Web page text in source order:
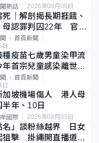
熱話 2026年08月05日
｜解剖揭長期捱餓、
認罪判囚22年 官斥
案最惡劣
首頁新聞
種疫苗七歲男童染甲流
首宗兒童感染離世個
首頁新聞
加坡機場傷人 港人母
年、10日
國際 2026年08月05日
名」談粉絲越界 日女
狙擊 掛繩開直播道歉